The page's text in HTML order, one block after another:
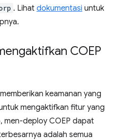
. Lihat dokumentasi untuk
COEP
keamanan yang
mengaktifkan fitur yang
men-deploy COEP dapat
adalah semua